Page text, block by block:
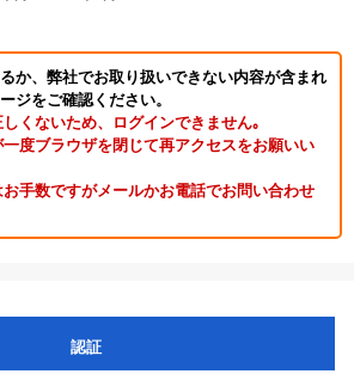
か、弊社でお取り扱いできない内容が含まれ
ジをご確認ください。
くないため、ログインできません｡
度ブラウザを閉じて再アクセスをお願いい
手数ですがメールかお電話でお問い合わせ
認証